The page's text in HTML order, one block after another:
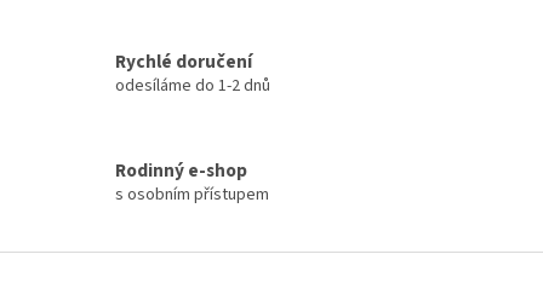
Rychlé doručení
odesíláme do 1-2 dnů
Rodinný e-shop
s osobním přístupem
Z